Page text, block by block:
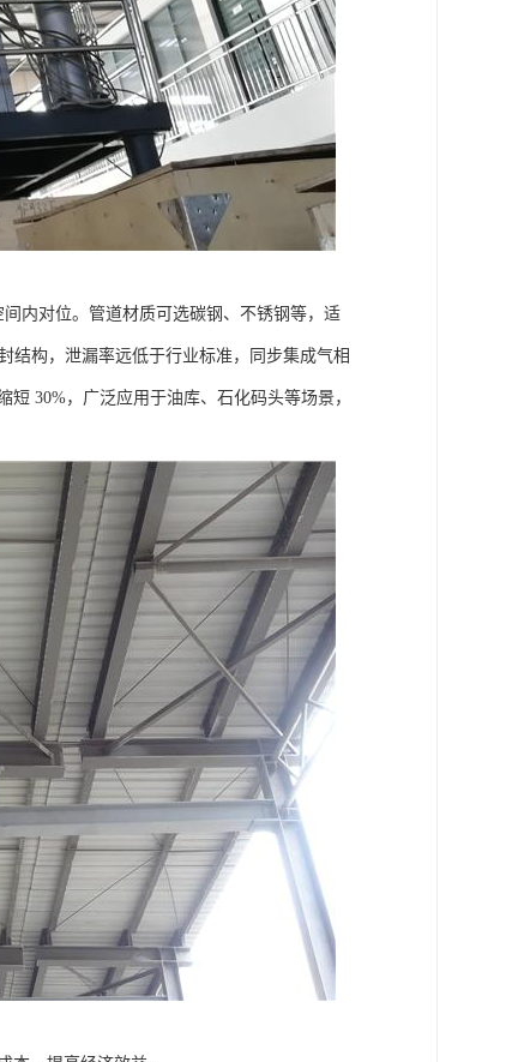
内对位。管道材质可选碳钢、不锈钢等，适
构，泄漏率远低于行业标准，同步集成气相
30%，广泛应用于油库、石化码头等场景，